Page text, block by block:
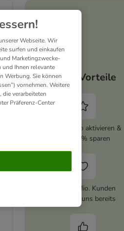
Deine Vorteile
zooplus Abo aktivieren &
immer 5% sparen
Über 10 Mio. Kunden
vertrauen uns bereits
Webseite. Wir
surfen und einkaufen
Marketingzwecke-
und Ihnen relevante
Werbung. Sie können
vornehmen. Weitere
verarbeiteten
Präferenz-Center